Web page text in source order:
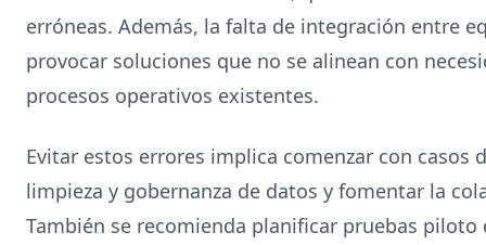
erróneas. Además, la falta de integración entre
provocar soluciones que no se alinean con
procesos operativos existentes.
Evitar estos errores implica comenzar con
limpieza y gobernanza de datos y fomentar la
También se recomienda planificar pruebas